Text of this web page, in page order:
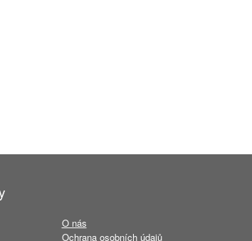
O nás
Ochrana osobních údajů